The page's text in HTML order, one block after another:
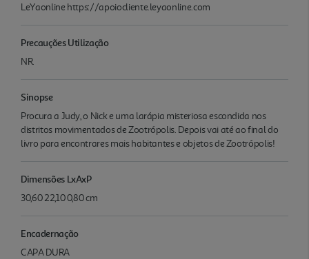
LeYaonline https://apoiocliente.leyaonline.com
Precauções Utilização
NR.
Sinopse
Procura a Judy, o Nick e uma larápia misteriosa escondida nos
distritos movimentados de Zootrópolis. Depois vai até ao final do
livro para encontrares mais habitantes e objetos de Zootrópolis!
Dimensões LxAxP
30,60 22,10 0,80 cm
Encadernação
CAPA DURA